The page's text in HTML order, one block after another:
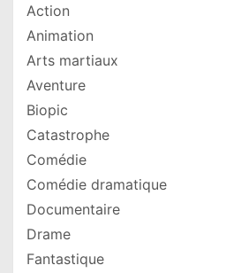
Action
Animation
Arts martiaux
Aventure
Biopic
Catastrophe
Comédie
Comédie dramatique
Documentaire
Drame
Fantastique